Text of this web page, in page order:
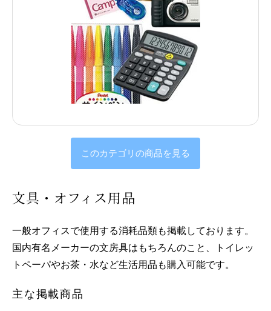
このカテゴリの商品を見る
文具・オフィス用品
一般オフィスで使用する消耗品類も掲載しております。
国内有名メーカーの文房具はもちろんのこと、トイレッ
トペーパやお茶・水など生活用品も購入可能です。
主な掲載商品